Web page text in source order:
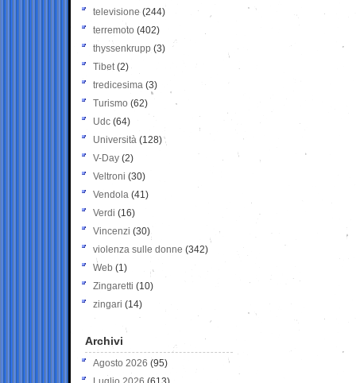
televisione(244)
terremoto (402)
thyssenkrupp (3)
Tibet(2)
tredicesima (3)
Turismo (62)
Udc (64)
Università (128)
V-Day (2)
Veltroni (30)
Vendola (41)
Verdi (16)
Vincenzi (30)
violenza sulle donne (342)
Web (1)
Zingaretti (10)
zingari (14)
Archivi
Agosto 2026 (95)